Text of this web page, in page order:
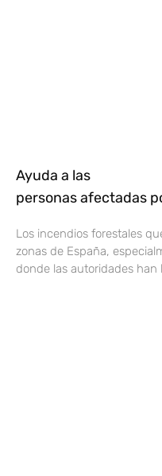
Ayuda a las
personas afectadas
Los incendios forestales
zonas de España,
donde las autoridades han